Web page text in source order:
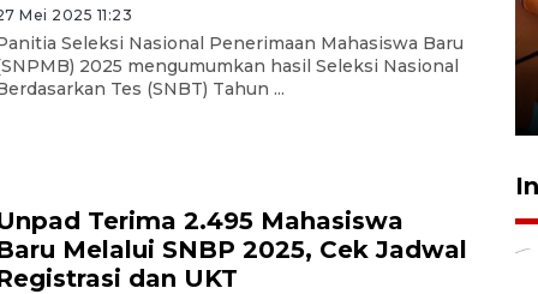
Mei 2025 11:23
Seleksi Nasional Penerimaan Mahasiswa Baru
2025 mengumumkan hasil Seleksi Nasional
Tes (SNBT) Tahun ...
Terima 2.495 Mahasiswa
Melalui SNBP 2025, Cek Jadwal
dan UKT
Taklukkan DPMM FC, Persib
amankan tiket semifinal Piala
Presiden
29 Juli 2026 01:36